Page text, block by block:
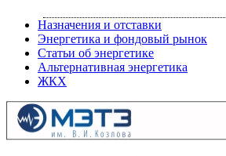
Назначения и отставки
Энергетика и фондовый рынок
Статьи об энергетике
Альтернативная энергетика
ЖКХ